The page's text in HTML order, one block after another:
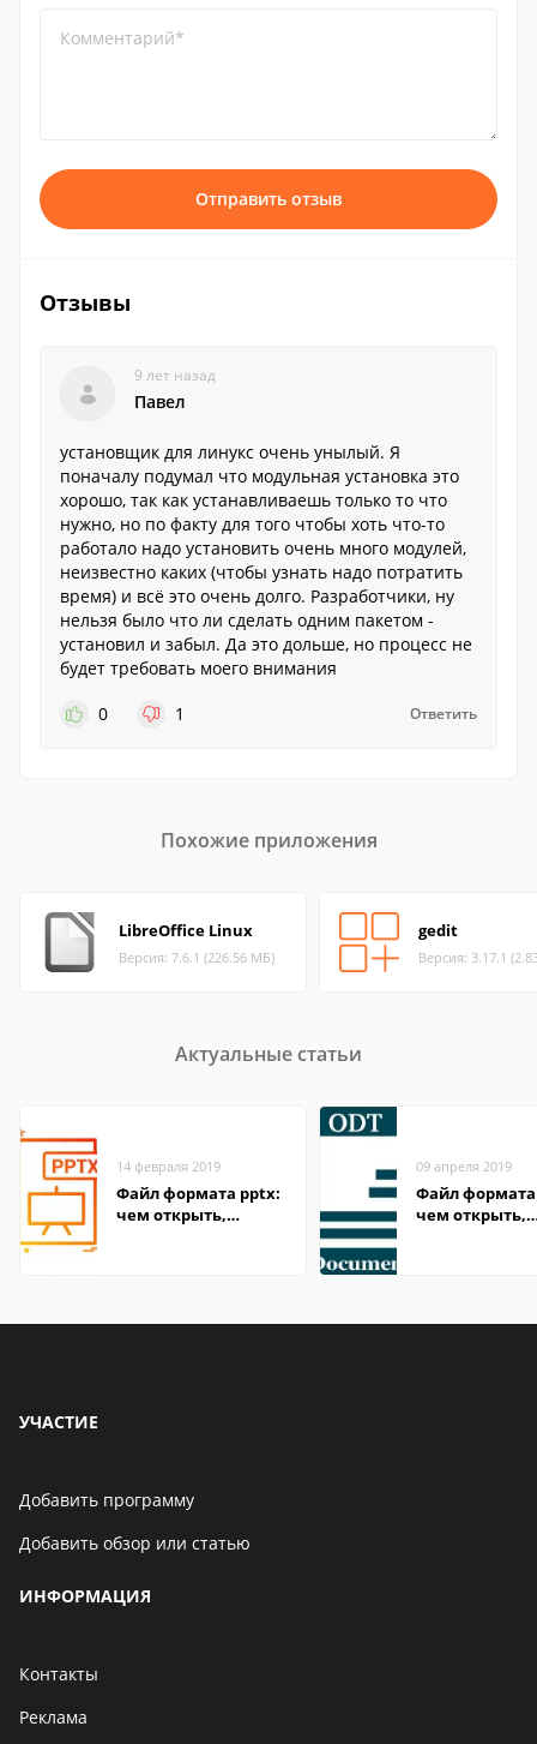
Комментарий*
Отправить отзыв
Отзывы
9 лет назад
Павел
установщик для линукс очень унылый. Я
поначалу подумал что модульная установка это
хорошо, так как устанавливаешь только то что
нужно, но по факту для того чтобы хоть что-то
работало надо установить очень много модулей,
неизвестно каких (чтобы узнать надо потратить
время) и всё это очень долго. Разработчики, ну
нельзя было что ли сделать одним пакетом -
установил и забыл. Да это дольше, но процесс не
будет требовать моего внимания
0
1 Ответить
Похожие приложения
LibreOffice Linux
Версия: 7.6.1 (226.56 МБ)
gedit
Версия: 3.17.1
Актуальные статьи
14 февраля 2019
Файл формата pptx:
чем открыть,
09 апреля 2019
Файл формата
чем открыть,
УЧАСТИЕ
Добавить программу
Добавить обзор или статью
ИНФОРМАЦИЯ
Контакты
Реклама